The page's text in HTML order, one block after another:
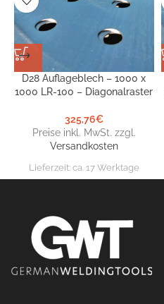
D28 Auflageblech – 1000 x
1000 LR-100 – Diagonalraster
325,76€
Preise inkl. MwSt. zzgl.
Versandkosten
Lieferzeit: ca. 17 Werktage